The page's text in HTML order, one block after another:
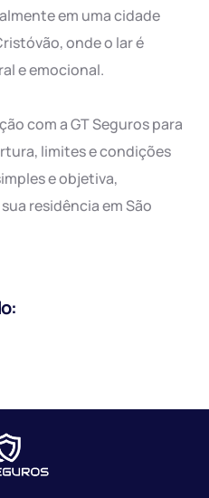
em uma cidade
onde o lar é
e emocional.
com a GT Seguros para
limites e condições
e objetiva,
residência em São